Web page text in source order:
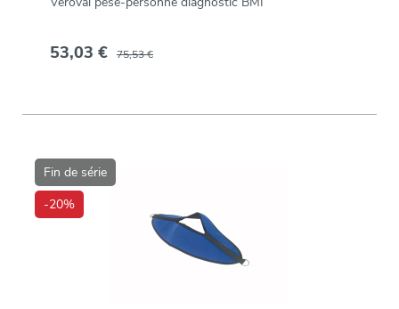
53,03 € 75,53 €
Fin de série
-20%